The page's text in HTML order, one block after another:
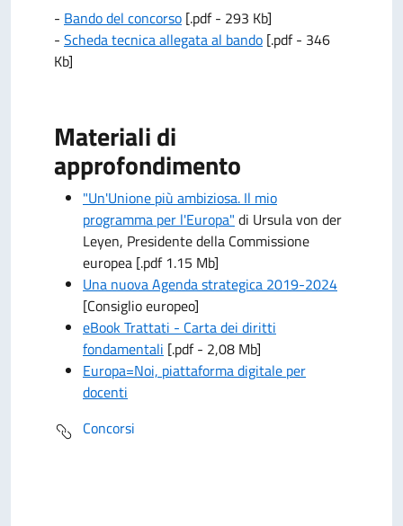
- Bando del concorso [.pdf - 293 Kb]
- Scheda tecnica allegata al bando [.pdf - 346
Kb]
Materiali di
approfondimento
"Un'Unione più ambiziosa. Il mio
programma per l'Europa" di Ursula von der
Leyen, Presidente della Commissione
europea [.pdf 1.15 Mb]
Una nuova Agenda strategica 2019-2024
[Consiglio europeo]
eBook Trattati - Carta dei diritti
fondamentali [.pdf - 2,08 Mb]
Europa=Noi, piattaforma digitale per
docenti
Concorsi